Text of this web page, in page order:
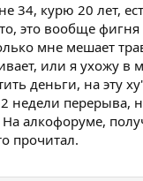
34, курю 20 лет,
это вообще
мне мешает
или я ухожу в
деньги, на эту
недели перерыва,
На алкофоруме,
прочитал.